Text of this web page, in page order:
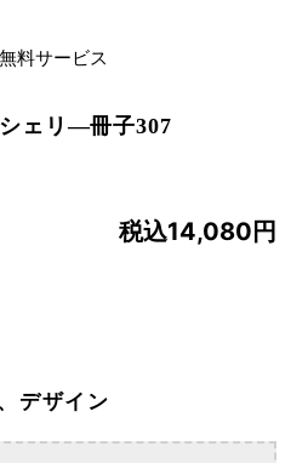
無料サービス
ェリ―冊子307
税込14,080円
デザイン